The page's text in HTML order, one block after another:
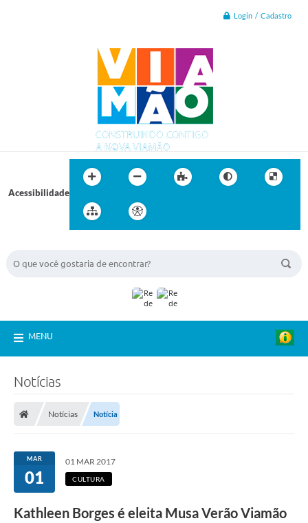
Login / Cadastro
Acessibilidade
MENU
Notícias
Notícias Notícia
MAR
01
01 MAR 2017
CULTURA
Kathleen Borges é eleita Musa Verão Viamão